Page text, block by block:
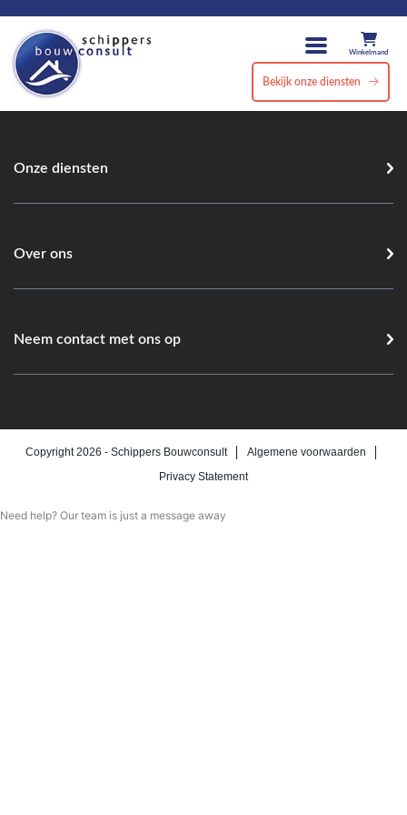
Winkelmand
Bekijk onze diensten
Onze diensten
Over ons
Neem contact met ons op
Copyright 2026 - Schippers Bouwconsult
Algemene voorwaarden
Privacy Statement
Need help? Our team is just a message away